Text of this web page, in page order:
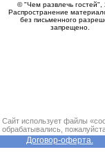
© "Чем развлечь гостей",
Распространение
без письменного
запрещено.
Сайт использует файлы
обрабатывались,
Договор-оферта.